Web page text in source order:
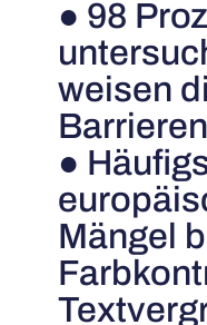
● 98
weisen
●
Mängel